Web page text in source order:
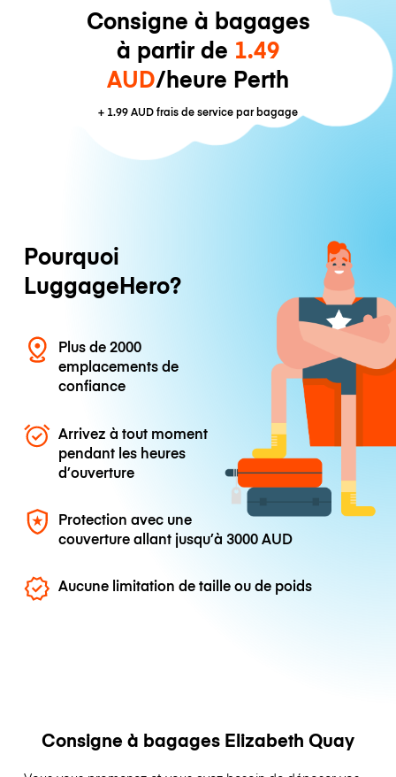
Consigne à bagages
à partir de 1.49
AUD/heure Perth
+ 1.99 AUDfrais de service par bagage
Pourquoi
LuggageHero?
Plus de 2000
emplacements de
confiance
Arrivez à tout moment
pendant les heures
d’ouverture
Protection avec une
couverture allant jusqu’à3000 AUD
Aucune limitation de taille ou de poids
Consigne à bagages Elizabeth Quay